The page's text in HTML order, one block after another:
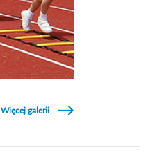
Więcej galerii